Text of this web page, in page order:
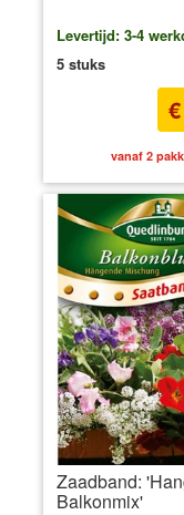
Levertijd: 3-4
5 stuks
vanaf 2
Zaadband:
Balkonmix'